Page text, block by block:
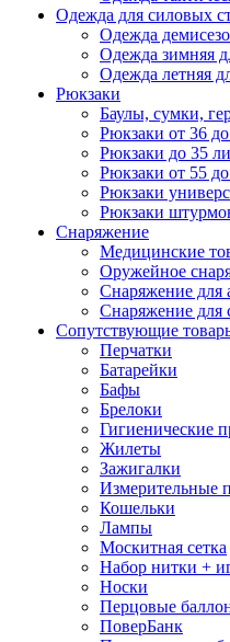
Одежда для силовых
Одежда
Одежда зимняя
Одежда летняя
Рюкзаки
Баулы, сумки,
Рюкзаки от 36
Рюкзаки до 35
Рюкзаки от 55
Рюкзаки
Рюкзаки
Снаряжение
Медицинские
Оружейное
Снаряжение для
Снаряжение для
Сопутствующие
Перчатки
Батарейки
Бафы
Брелоки
Гигиенические
Жилеты
Зажигалки
Измерительные
Кошельки
Лампы
Москитная сетка
Набор нитки +
Носки
Перцовые
ПоверБанк